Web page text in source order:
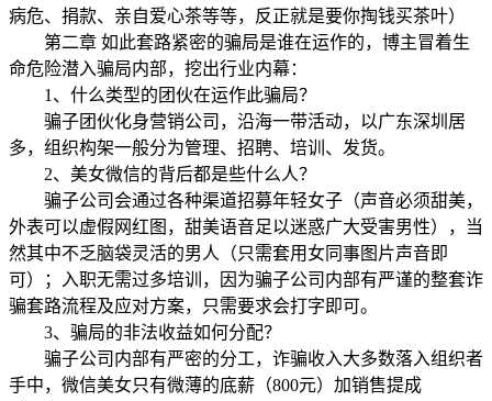
病危、捐款、亲自爱心茶等等，反正就是要你掏钱买茶叶）
第二章 如此套路紧密的骗局是谁在运作的，博主冒着生
命危险潜入骗局内部，挖出行业内幕：
1、什么类型的团伙在运作此骗局？
骗子团伙化身营销公司，沿海一带活动，以广东深圳居
多，组织构架一般分为管理、招聘、培训、发货。
2、美女微信的背后都是些什么人？
骗子公司会通过各种渠道招募年轻女子（声音必须甜美，
外表可以虚假网红图，甜美语音足以迷惑广大受害男性），当
然其中不乏脑袋灵活的男人（只需套用女同事图片声音即
可）；入职无需过多培训，因为骗子公司内部有严谨的整套诈
骗套路流程及应对方案，只需要求会打字即可。
3、骗局的非法收益如何分配？
骗子公司内部有严密的分工，诈骗收入大多数落入组织者
手中，微信美女只有微薄的底薪（800元）加销售提成